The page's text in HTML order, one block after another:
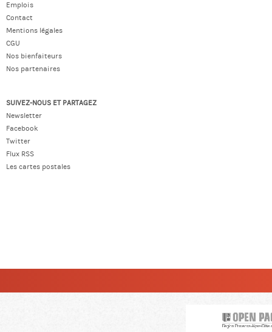
Emplois
Contact
Mentions légales
CGU
Nos bienfaiteurs
Nos partenaires
SUIVEZ-NOUS ET PARTAGEZ
Newsletter
Facebook
Twitter
Flux RSS
Les cartes postales